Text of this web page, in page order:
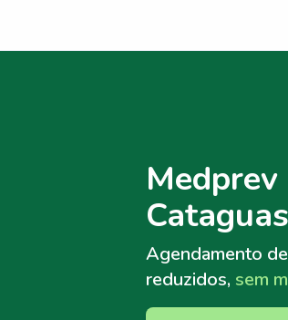
Agendamento
reduzidos, sem